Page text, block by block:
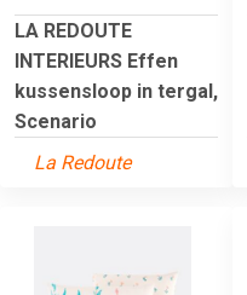
LA REDOUTE
INTERIEURS Effen
kussensloop in tergal,
Scenario
La Redoute